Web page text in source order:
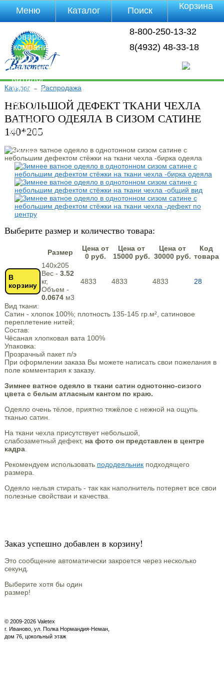
8-800-250-13-32
8(4932) 48-33-18
Каталог→ Распродажа
НЕБОЛЬШОЙ ДЕФЕКТ ТКАНИ ЧЕХЛА
ВАТНОГО ОДЕЯЛА В СИЗОМ САТИНЕ
140*205
Выберите размер и количество товара:
Размер
Цена от
0 руб.
Цена от
15000 руб.
Цена от
30000 руб.
Код
товара
В
корзину
140х205
Вес - 3.52
кг,
Объем -
0.0674м3
4833 4833 4833 28
Вид ткани:
Сатин - хлопок 100%; плотность 135-145 гр.м², сатиновое
переплетение нитей;
Состав:
Чёсаная хлопковая вата 100%
Упаковка:
Прозрачный пакет п/э
При оформлении заказа Вы можете написать свои пожелания в
поле комментария к заказу.
Зимнее ватное одеяло в ткани сатин однотонно-сизого
цвета с белым атласным кантом по краю.
Одеяло очень тёлое, приятно тяжёлое с нежной на ощупь
тканью сатин.
На ткани чехла присутствует небольшой,
слабозаметный дефект, на фото он представлен в центре
кадра.
Рекомендуем использовать пододеяльникподходящего
размера.
Одеяло нельзя стирать - так как наполнитель потеряет все свои
полезные свойстваи и качества.
Заказ успешно добавлен в корзину!
Это сообщение автоматически закроется через несколько
секунд.
Выберите хотя бы один
размер!
© 2009-2026 Valetex
г. Иваново, ул. Полка Нормандия-Неман,
дом 76, цокольный этаж
Меню
товары
О компании
Контакты
Прайс-лист
Каталог
Оплата
Доставка
Полезная
инфа
Магазины
Видео
Каталог Поиск Корзина